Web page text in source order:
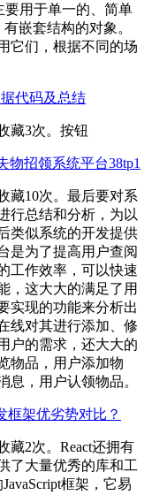
要用于单一的、简单
嵌套结构的对象。
它们，根据不同的场
代码及总结
藏3次。按钮
物招领系统平台38tp1
藏10次。最后要对系
行总结和分析，为以
类似系统的开发提供
是为了提高用户查阅
工作效率，可以快速
，这大大的满足了用
实现的功能来分析出
线对其进行添加、修
户的需求，还大大的
物品，用户添加物
息，用户认领物品。
框架优劣势对比？
藏2次。React还拥有
了大量优秀的库和工
框架，它易